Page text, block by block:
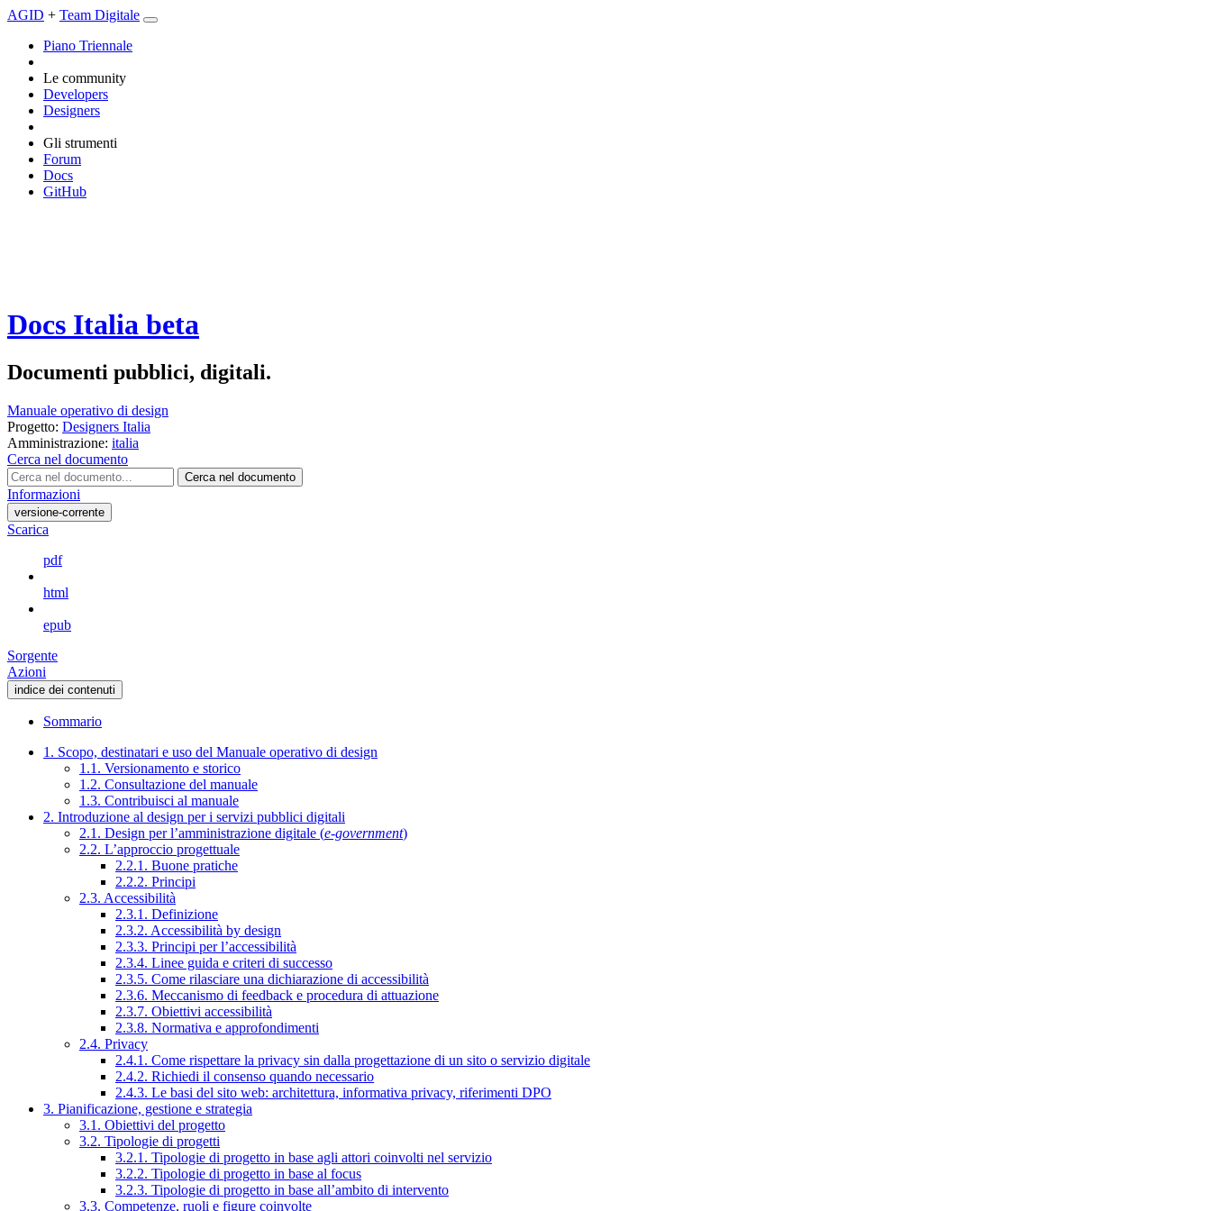
AGID + Team Digitale
Piano Triennale
Le community
Developers
Designers
Gli strumenti
Forum
Docs
GitHub
Docs Italia beta
Documenti pubblici, digitali.
Manuale operativo di design
Progetto: Designers Italia
Amministrazione: italia
Cerca nel documento
Cerca nel documento
Informazioni
versione-corrente
Scarica
pdf
html
epub
Sorgente
Azioni
indice dei contenuti
Sommario
1. Scopo, destinatari e uso del Manuale operativo di design
1.1. Versionamento e storico
1.2. Consultazione del manuale
1.3. Contribuisci al manuale
2. Introduzione al design per i servizi pubblici digitali
2.1. Design per l’amministrazione digitale (e-government)
2.2. L’approccio progettuale
2.2.1. Buone pratiche
2.2.2. Principi
2.3. Accessibilità
2.3.1. Definizione
2.3.2. Accessibilità by design
2.3.3. Principi per l’accessibilità
2.3.4. Linee guida e criteri di successo
2.3.5. Come rilasciare una dichiarazione di accessibilità
2.3.6. Meccanismo di feedback e procedura di attuazione
2.3.7. Obiettivi accessibilità
2.3.8. Normativa e approfondimenti
2.4. Privacy
2.4.1. Come rispettare la privacy sin dalla progettazione di un sito o servizio digitale
2.4.2. Richiedi il consenso quando necessario
2.4.3. Le basi del sito web: architettura, informativa privacy, riferimenti DPO
3. Pianificazione, gestione e strategia
3.1. Obiettivi del progetto
3.2. Tipologie di progetti
3.2.1. Tipologie di progetto in base agli attori coinvolti nel servizio
3.2.2. Tipologie di progetto in base al focus
3.2.3. Tipologie di progetto in base all’ambito di intervento
3.3. Competenze, ruoli e figure coinvolte